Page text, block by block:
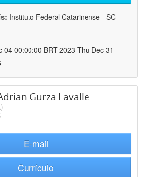
Instituto Federal Catarinense - SC -
04 00:00:00 BRT 2023-Thu Dec 31
Gurza Lavalle
E-mail
Currículo